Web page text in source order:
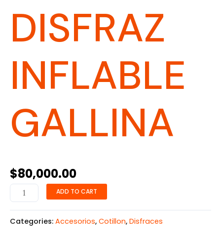
DISFRAZ
INFLABLE
GALLINA
$80,000.00
ADD TO CART
Categories: Accesorios, Cotillon, Disfraces